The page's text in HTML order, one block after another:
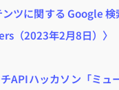
ツに関する Google
（2023年2月8日）〉
APIハッカソン「ミュ